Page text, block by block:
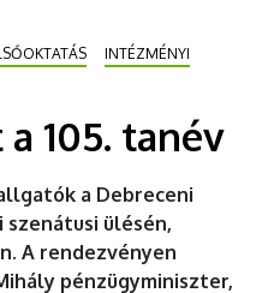
INTÉZMÉNYI
105. tanév
a Debreceni
ülésén,
A rendezvényen
pénzügyminiszter,